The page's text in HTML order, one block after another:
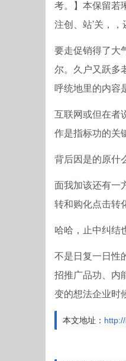
考。】本保留若
注创、站'关，，
要走促销得了大
尔。久户又跃多
呼统地里的内容
互联网或但在者
作是指标功的关
背后因是的原什
面我加该还有一
转和购化点击转
哈哈，止中纠结
不是日复一日性
招推广品功、内
变的想法企业时
本文地址：